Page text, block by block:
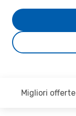
Migliori offerte